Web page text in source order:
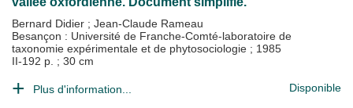
Bernard Didier ; Jean-Claude Rameau
Besançon : Université de Franche-Comté-laboratoire de
taxonomie expérimentale et de phytosociologie ; 1985
II-192 p. ; 30 cm
Plus d'information... Disponible